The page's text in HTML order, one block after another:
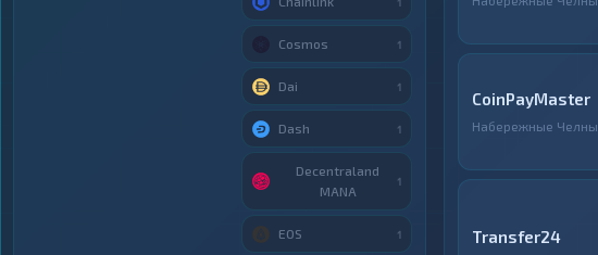
CoinPayMaster
Набережные Челны
Transfer24
Cosmos 1
Dai 1
Dash 1
Decentraland
MANA
1
EOS 1